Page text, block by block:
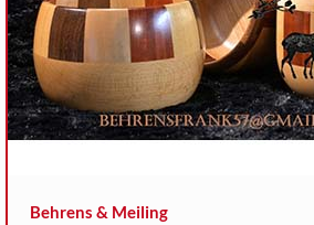
Behrens & Meiling